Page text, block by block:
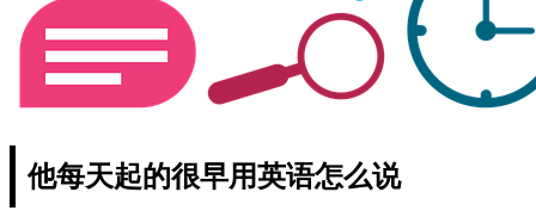
他每天起的很早用英语怎么说